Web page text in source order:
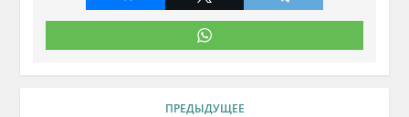
ПРЕДЫДУЩЕЕ